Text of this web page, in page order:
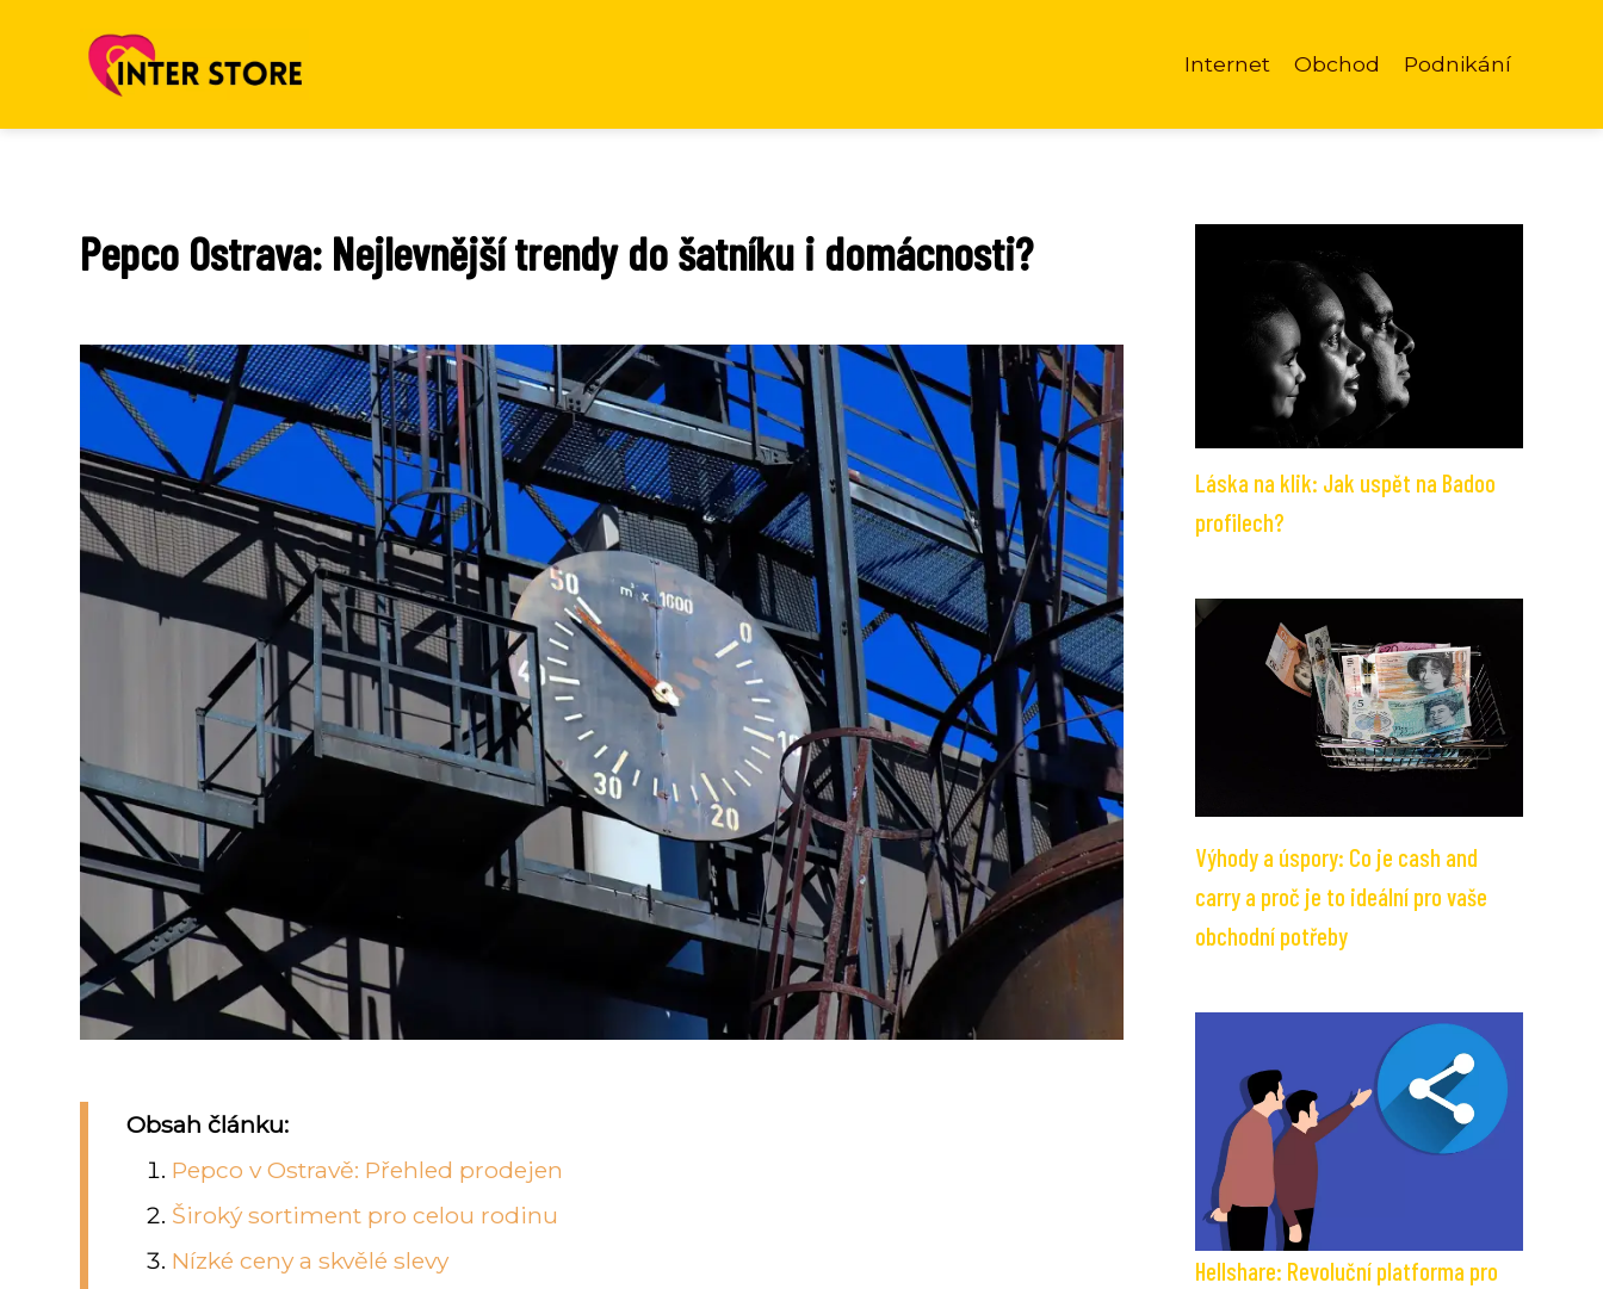
Internet Obchod Podnikání
Pepco Ostrava: Nejlevnější trendy do šatníku i domácnosti?
Obsah článku:
Pepco v Ostravě: Přehled prodejen
Široký sortiment pro celou rodinu
Nízké ceny a skvělé slevy
Láska na klik: Jak uspět na Badoo
profilech?
Výhody a úspory: Co je cash and
carry a proč je to ideální pro vaše
obchodní potřeby
Hellshare: Revoluční platforma pro